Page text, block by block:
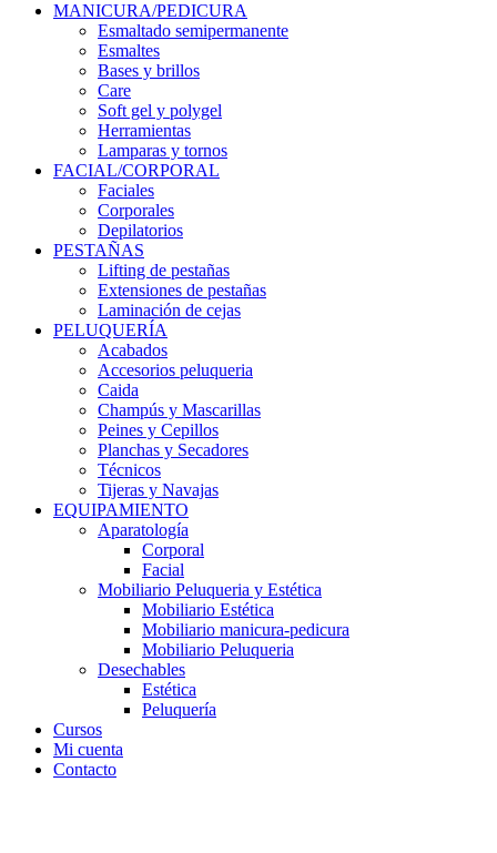
MANICURA/PEDICURA
Esmaltado semipermanente
Esmaltes
Bases y brillos
Care
Soft gel y polygel
Herramientas
Lamparas y tornos
FACIAL/CORPORAL
Faciales
Corporales
Depilatorios
PESTAÑAS
Lifting de pestañas
Extensiones de pestañas
Laminación de cejas
PELUQUERÍA
Acabados
Accesorios peluqueria
Caida
Champús y Mascarillas
Peines y Cepillos
Planchas y Secadores
Técnicos
Tijeras y Navajas
EQUIPAMIENTO
Aparatología
Corporal
Facial
Mobiliario Peluqueria y Estética
Mobiliario Estética
Mobiliario manicura-pedicura
Mobiliario Peluqueria
Desechables
Estética
Peluquería
Cursos
Mi cuenta
Contacto